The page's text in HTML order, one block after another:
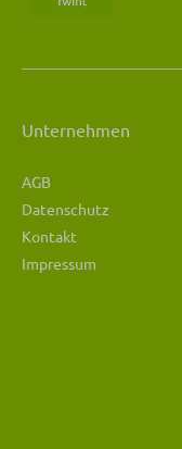
Unternehmen
AGB
Datenschutz
Kontakt
Impressum